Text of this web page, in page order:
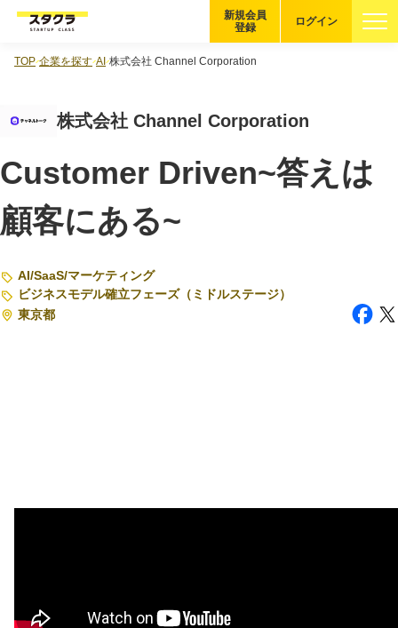
企業を探す
適性診断 無料・5分
スタクラが選ばれる理由
紹介する企業について
特集記事
大学発スタートアップ
ログイン
新規会員
登録
TOP 企業を探す AI 株式会社 Channel Corporation
株式会社 Channel Corporation
Customer Driven~答えは
顧客にある~
AI/SaaS/マーケティング
ビジネスモデル確立フェーズ（ミドルステージ）
東京都